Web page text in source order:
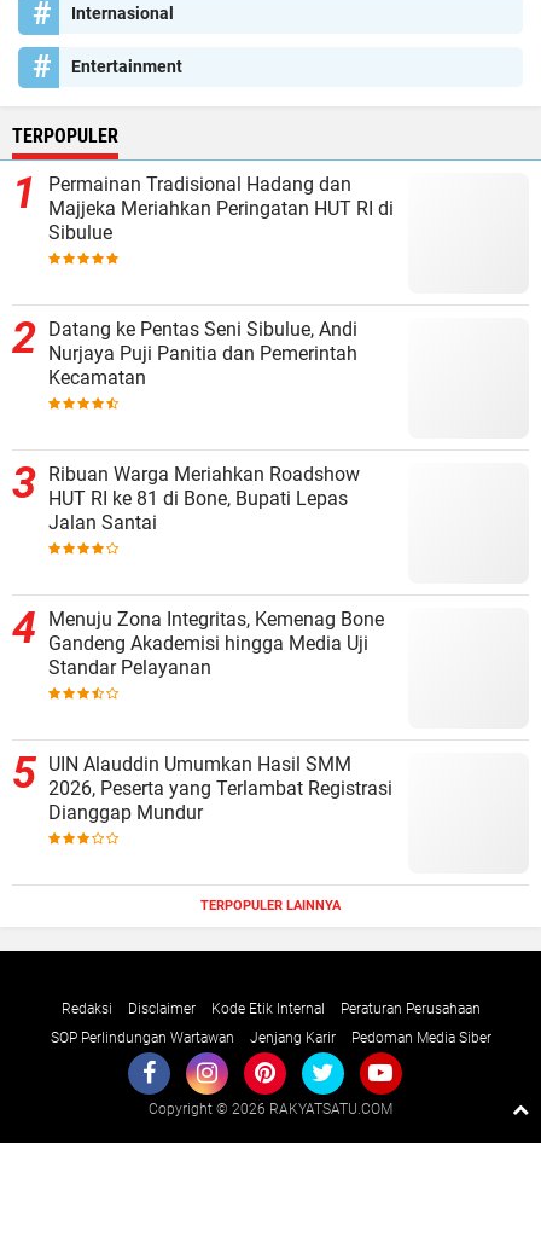
Internasional
Entertainment
TERPOPULER
Permainan Tradisional Hadang dan
Majjeka Meriahkan Peringatan HUT RI di
Sibulue
Datang ke Pentas Seni Sibulue, Andi
Nurjaya Puji Panitia dan Pemerintah
Kecamatan
Ribuan Warga Meriahkan Roadshow
HUT RI ke 81 di Bone, Bupati Lepas
Jalan Santai
Menuju Zona Integritas, Kemenag Bone
Gandeng Akademisi hingga Media Uji
Standar Pelayanan
UIN Alauddin Umumkan Hasil SMM
2026, Peserta yang Terlambat Registrasi
Dianggap Mundur
TERPOPULER LAINNYA
Redaksi Disclaimer Kode Etik Internal
Peraturan Perusahaan
SOP Perlindungan Wartawan
Jenjang Karir Pedoman Media Siber
Copyright © 2026 RAKYATSATU.COM
Raushan